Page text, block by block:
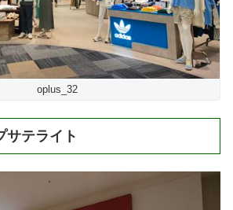
oplus_32
サテライト